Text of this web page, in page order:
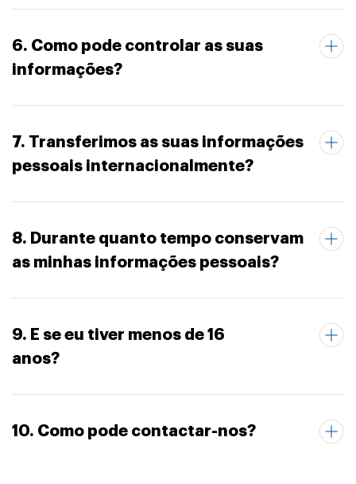
6. Como pode controlar as suas
informações?
7. Transferimos as suas informações
pessoais internacionalmente?
8. Durante quanto tempo conservam
as minhas informações pessoais?
9. E se eu tiver menos de 16
anos?
10. Como pode contactar-nos?